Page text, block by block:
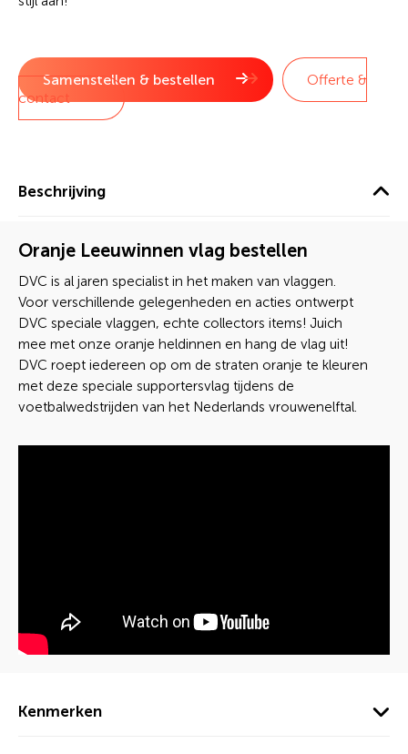
Samenstellen & bestellen
Offerte &
contact
Beschrijving
Oranje Leeuwinnen vlag bestellen
DVC is al jaren specialist in het maken van vlaggen.
Voor verschillende gelegenheden en acties ontwerpt
DVC speciale vlaggen, echte collectors items! Juich
mee met onze oranje heldinnen en hang de vlag uit!
DVC roept iedereen op om de straten oranje te kleuren
met deze speciale supportersvlag tijdens de
voetbalwedstrijden van het Nederlands vrouwenelftal.
Kenmerken